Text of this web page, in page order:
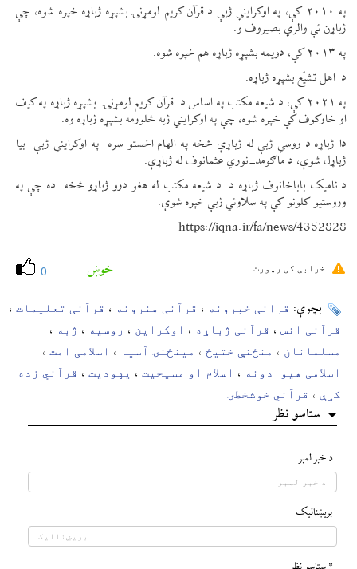
په ۲۰۱۰ کې، په اوکرایني ژبې د قرآن کریم لومړنۍ بشپړه ژباړه خپره شوه، چې
ژباړن ئې والري بصیروف و.
په ۲۰۱۳ کې، دویمه بشپړه ژباړه هم خپره شوه.
د اهل تشیّع بشپړه ژباړه:
په ۲۰۲۱ کې، د شیعه مکتب په اساس د قرآن کریم لومړنۍ بشپړه ژباړه په کیف
او خارکوف کې خپره شوه، چې په اوکرایني ژبه څلورمه بشپړه ژباړه وه.
دا ژباړه د روسي ژبې له ژباړې څخه په الهام اخستو سره په اوکرایني ژبې بیا
ژباړل شوې، د ماګومد-نوري عثمانوف له ژباړې.
د نامیک باباخانوف ژباړه د د شیعه مکتب له هغو درو ژباړو څخه ده چې په
وروستیو کلونو کې په سلاوئي ژبې خپره شوې.
https://iqna.ir/fa/news/4352828
0 خوښ خرابی کی رپورٹ
بچوې: قرانی خبرونه ، قرآنی هنرونه ، قرآنی تعلیمات ،
قرآنی انس ، قرآنی ژباړه ، اوکراین ، روسیه ، ژبه ،
مسلمانان ، منځنې ختیځ ، مینځنۍ آسیا ، اسلامی امت ،
اسلامی هیوادونه ، اسلام او مسیحیت ، یهودیت ، قرآني زده
کړې ، قرآني خوشخطۍ
ستاسو نظر
د خبر لمبر
بريښناليک